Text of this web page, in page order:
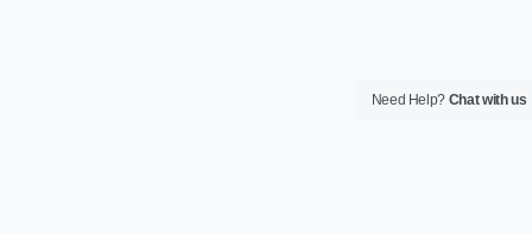
Need Help? Chat with us